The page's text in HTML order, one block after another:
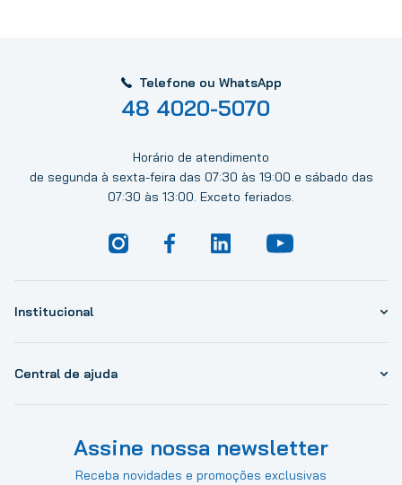
Telefone ou WhatsApp
48 4020-5070
Horário de atendimento
de segunda à sexta-feira das 07:30 às 19:00 e sábado das
07:30 às 13:00. Exceto feriados.
Institucional
Central de ajuda
Assine nossa newsletter
Receba novidades e promoções exclusivas